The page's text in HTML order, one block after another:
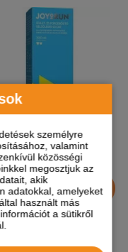
személyre
valamint
közösségi
megosztjuk az
akik
adatokkal, amelyeket
használt más
a sütikről
Joy2Run ízület- és
oldat 300 ml